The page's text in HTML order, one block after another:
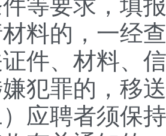
等要求，填
料的，一经
件、材料、
犯罪的，移
聘者须保持